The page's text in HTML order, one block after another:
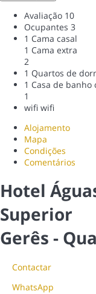
Avaliação 10
Ocupantes 3
1 Cama casal
1 Cama extra
2
1 Quartos de
1 Casa de
1
wifi wifi
Alojamento
Mapa
Condições
Comentários
Hotel
Superior
Gerês -
Contactar
WhatsApp